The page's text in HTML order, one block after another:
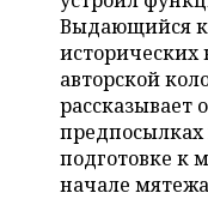
ФИГУРНОЕ
ВОДНЫЕ ВИДЫ
ХОККЕЙ С МЯЧОМ
МЕДИЦИНА
ОБРАЗОВАНИЕ
ПРОИСШЕСТВИЯ
Выдающийся
исторических
авторской
рассказывает
предпосылках
подготовке к
начале